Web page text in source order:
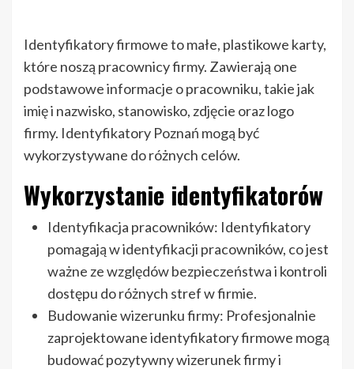
Identyfikatory firmowe to małe, plastikowe karty,
które noszą pracownicy firmy. Zawierają one
podstawowe informacje o pracowniku, takie jak
imię i nazwisko, stanowisko, zdjęcie oraz logo
firmy. Identyfikatory Poznań mogą być
wykorzystywane do różnych celów.
Wykorzystanie identyfikatorów
Identyfikacja pracowników: Identyfikatory
pomagają w identyfikacji pracowników, co jest
ważne ze względów bezpieczeństwa i kontroli
dostępu do różnych stref w firmie.
Budowanie wizerunku firmy: Profesjonalnie
zaprojektowane identyfikatory firmowe mogą
budować pozytywny wizerunek firmy i